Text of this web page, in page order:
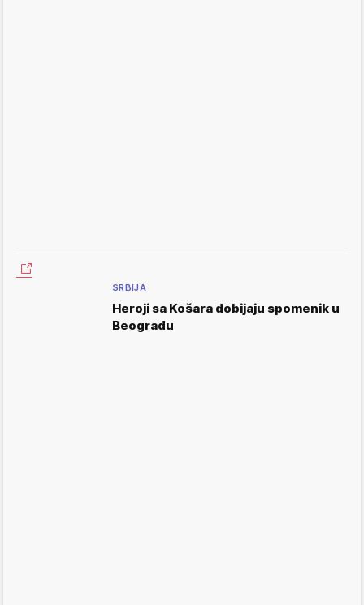
SRBIJA
Heroji sa Košara dobijaju spomenik u
Beogradu